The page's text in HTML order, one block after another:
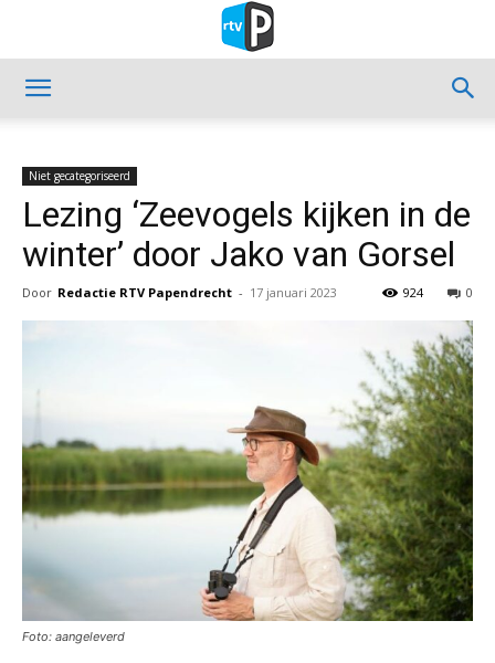
Niet gecategoriseerd
Lezing ‘Zeevogels kijken in de
winter’ door Jako van Gorsel
Door Redactie RTV Papendrecht - 17 januari 2023 0
924
Foto: aangeleverd